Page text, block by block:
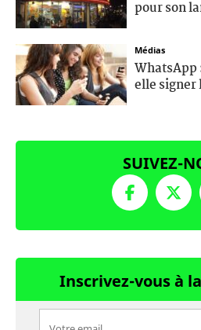
pour son
Médias
elle signer
SUIVEZ-
Inscrivez-vous à